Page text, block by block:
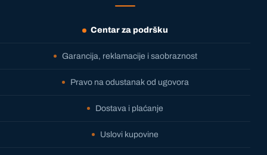
Centar za podršku
Garancija, reklamacije i saobraznost
Pravo na odustanak od ugovora
Dostava i plaćanje
Uslovi kupovine